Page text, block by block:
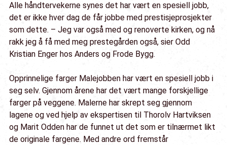
Alle håndtervekerne synes det har vært en spesiell jobb,
det er ikke hver dag de får jobbe med prestisjeprosjekter
som dette. – Jeg var også med og renoverte kirken, og nå
rakk jeg å få med meg prestegården også, sier Odd
Kristian Enger hos Anders og Frode Bygg.
Opprinnelige farger Malejobben har vært en spesiell jobb i
seg selv. Gjennom årene har det vært mange forskjellige
farger på veggene. Malerne har skrept seg gjennom
lagene og ved hjelp av ekspertisen til Thorolv Hartviksen
og Marit Odden har de funnet ut det som er tilnærmet likt
de originale fargene. Med andre ord fremstår